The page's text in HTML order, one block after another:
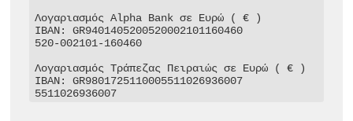
Λογαριασμός Alpha Bank σε Ευρώ ( € )
IBAN: GR9401405200520002101160460
520-002101-160460
Λογαριασμός Τράπεζας Πειραιώς σε Ευρώ ( € )
IBAN: GR9801725110005511026936007
5511026936007